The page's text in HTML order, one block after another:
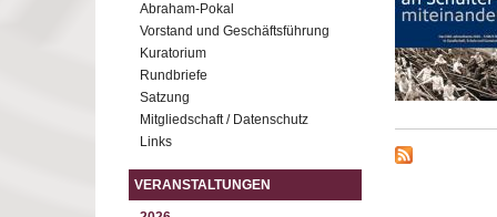
Abraham-Pokal
Vorstand und Geschäftsführung
Kuratorium
Rundbriefe
Satzung
Mitgliedschaft / Datenschutz
Links
VERANSTALTUNGEN